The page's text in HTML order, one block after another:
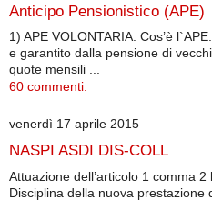
Anticipo Pensionistico (APE)
1) APE VOLONTARIA: Cos’è
e garantito dalla pensione di
quote mensili ...
60 commenti:
venerdì 17 aprile 2015
NASPI ASDI DIS-COLL
Attuazione dell’articolo 1 comma
Disciplina della nuova prestazione